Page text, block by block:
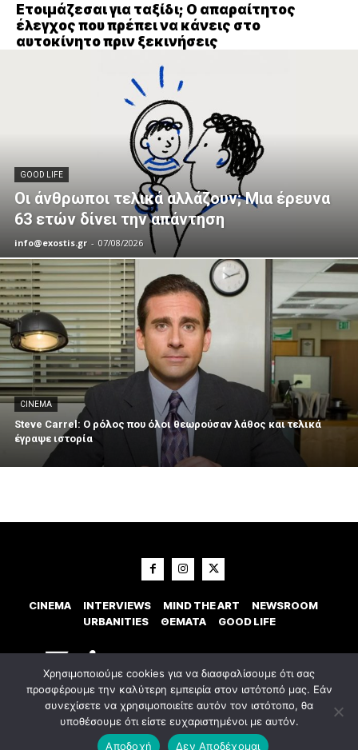
Ετοιμάζεσαι για ταξίδι; Ο απαραίτητος
έλεγχος που πρέπει να κάνεις στο
αυτοκίνητο πριν ξεκινήσεις
GOOD LIFE
Οι άνθρωποι τελικά αλλάζουν; Μια έρευνα
63 ετών δίνει την απάντηση
info@exostis.gr - 07/08/2026
CINEMA
Steve Carrel: Ο ρόλος που όλοι θεωρούσαν λάθος και τελικά
έγραψε ιστορία
CINEMA INTERVIEWS MIND THE ART
NEWSROOM
URBANITIES
ΘΕΜΑΤΑ GOOD LIFE
© 2023 Εxostispress - All right reserved. Κατασκευή Ιστοσελίδας
digital agency
Χρησιμοποιούμε cookies για να διασφαλίσουμε ότι σας
προσφέρουμε την καλύτερη εμπειρία στον ιστότοπό μας. Εάν
συνεχίσετε να χρησιμοποιείτε αυτόν τον ιστότοπο, θα
υποθέσουμε ότι είστε ευχαριστημένοι με αυτόν.
Αποδοχή
Δεν Αποδέχομαι